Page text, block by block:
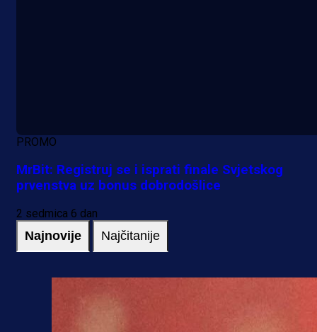
PROMO
MrBit: Registruj se i isprati finale Svjetskog
prvenstva uz bonus dobrodošlice
2 sedmica 6 dan
Najnovije Najčitanije